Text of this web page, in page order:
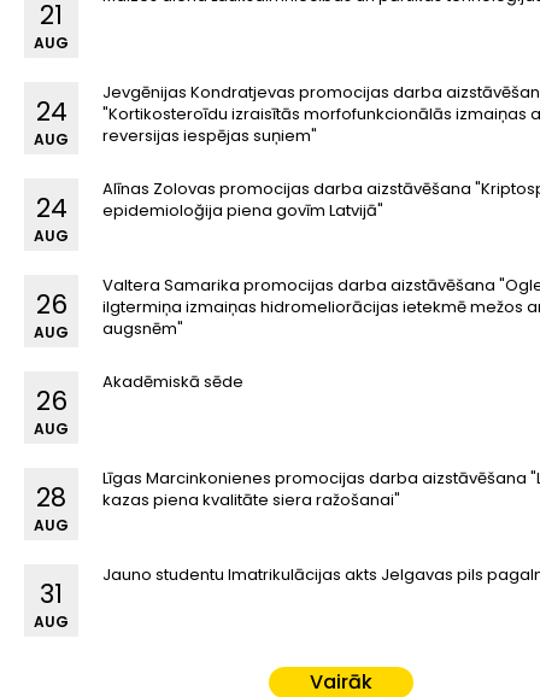
21
AUG
Jevgēnijas Kondratjevas promocijas darba
"Kortikosteroīdu izraisītās morfofunkcionālās izmaiņas
reversijas iespējas suņiem"
24
AUG
Alīnas Zolovas promocijas darba aizstāvēšana
epidemioloğija piena govīm Latvijā"
24
AUG
Valtera Samarika promocijas darba aizstāvēšana
ilgtermiņa izmaiņas hidromeliorācijas ietekmē mežos
augsnēm"
26
AUG
Akadēmiskā sēde
26
AUG
Līgas Marcinkonienes promocijas darba aizstāvēšana
kazas piena kvalitāte siera ražošanai"
28
AUG
Jauno studentu Imatrikulācijas akts Jelgavas pils
31
AUG
Vairāk